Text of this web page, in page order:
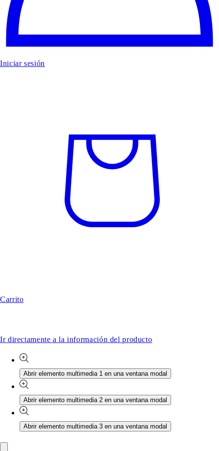
Iniciar sesión
Carrito
Ir directamente a la información del producto
Abrir elemento multimedia 1 en una ventana modal
Abrir elemento multimedia 2 en una ventana modal
Abrir elemento multimedia 3 en una ventana modal